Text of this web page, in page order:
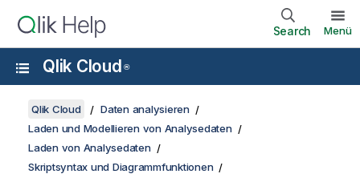
Search Menü
Qlik Cloud ®
Qlik Cloud
Daten analysieren
Laden und Modellieren von Analysedaten
Laden von Analysedaten
Skriptsyntax und Diagrammfunktionen